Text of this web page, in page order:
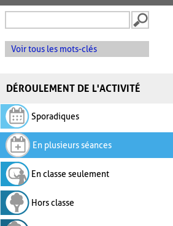
Voir tous les mots-clés
DÉROULEMENT DE L'ACTIVITÉ
Sporadiques
En plusieurs séances
En classe seulement
Hors classe